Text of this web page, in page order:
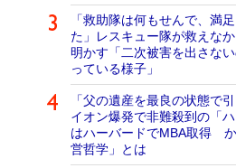
「救助隊は何もせんで、満
た」レスキュー隊が救えな
明かす「二次被害を出さな
っている様子」
「父の遺産を最良の状態
イオン爆発で非難殺到の「
はハーバードでMBA取得
営哲学」とは